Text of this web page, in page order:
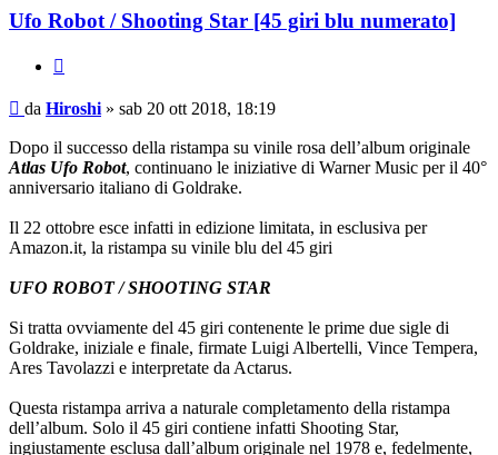
Ufo Robot / Shooting Star [45 giri blu numerato]
Messaggio
da Hiroshi » sab 20 ott 2018, 18:19
Dopo il successo della ristampa su vinile rosa dell’album originale
Atlas Ufo Robot, continuano le iniziative di Warner Music per il 40°
anniversario italiano di Goldrake.
Il 22 ottobre esce infatti in edizione limitata, in esclusiva per
Amazon.it, la ristampa su vinile blu del 45 giri
UFO ROBOT / SHOOTING STAR
Si tratta ovviamente del 45 giri contenente le prime due sigle di
Goldrake, iniziale e finale, firmate Luigi Albertelli, Vince Tempera,
Ares Tavolazzi e interpretate da Actarus.
Questa ristampa arriva a naturale completamento della ristampa
dell’album. Solo il 45 giri contiene infatti Shooting Star,
ingiustamente esclusa dall’album originale nel 1978 e, fedelmente,